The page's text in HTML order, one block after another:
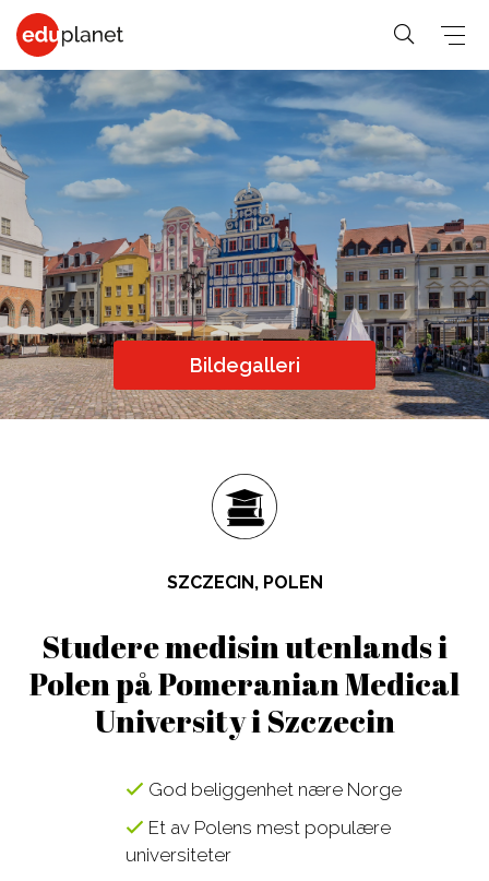
COLLEGE &
UNIVERSITET
Business,
Human
Resources
Fashion,
Design, Art,
Architecture
Music,
Music
Medisin,
Veterinær,
PreMed
Psychology,
Sociology
Social
Fitness
Tourism,
Hotel, Event,
STEM-fag
SPRÅKREISER
Generelle-
student
Språkkurs
for 30+
Språkkurs
for 50+
næringslivet
Språkkurs
for
Studiereiser
skolegrupper
PREMED
På vårt
verdensledende
PreMed-kurs
sitter du
online via PC
med din lærer
og klasse.
Bildegalleri
SZCZECIN, POLEN
Studere medisin utenlands i
Polen på Pomeranian Medical
University i Szczecin
God beliggenhet nære Norge
Et av Polens mest populære
universiteter